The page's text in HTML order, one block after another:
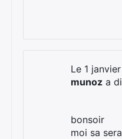
Le 1
munoz a
bonsoir
moi sa